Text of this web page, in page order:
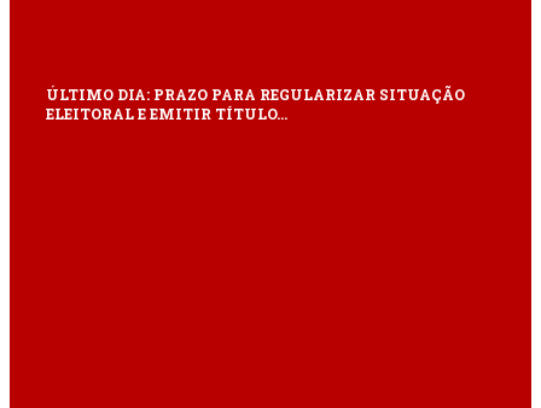
ÚLTIMO DIA: PRAZO PARA REGULARIZAR SITUAÇÃO
ELEITORAL E EMITIR TÍTULO…